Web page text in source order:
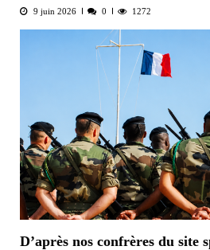
9 juin 2026 0 1272
D’après nos confrères du site